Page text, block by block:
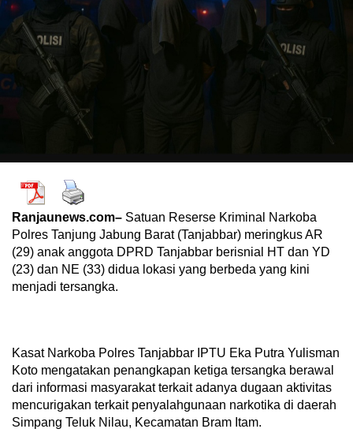
Ranjaunews.com– Satuan Reserse Kriminal Narkoba
Polres Tanjung Jabung Barat (Tanjabbar) meringkus AR
(29) anak anggota DPRD Tanjabbar berisnial HT dan YD
(23) dan NE (33) didua lokasi yang berbeda yang kini
menjadi tersangka.
Kasat Narkoba Polres Tanjabbar IPTU Eka Putra Yulisman
Koto mengatakan penangkapan ketiga tersangka berawal
dari informasi masyarakat terkait adanya dugaan aktivitas
mencurigakan terkait penyalahgunaan narkotika di daerah
Simpang Teluk Nilau, Kecamatan Bram Itam.